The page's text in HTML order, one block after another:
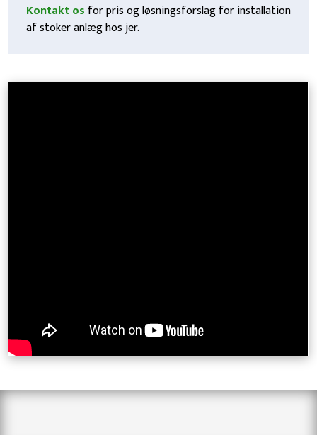
Kontakt os for pris og løsningsforslag for installation
af stoker anlæg hos jer.